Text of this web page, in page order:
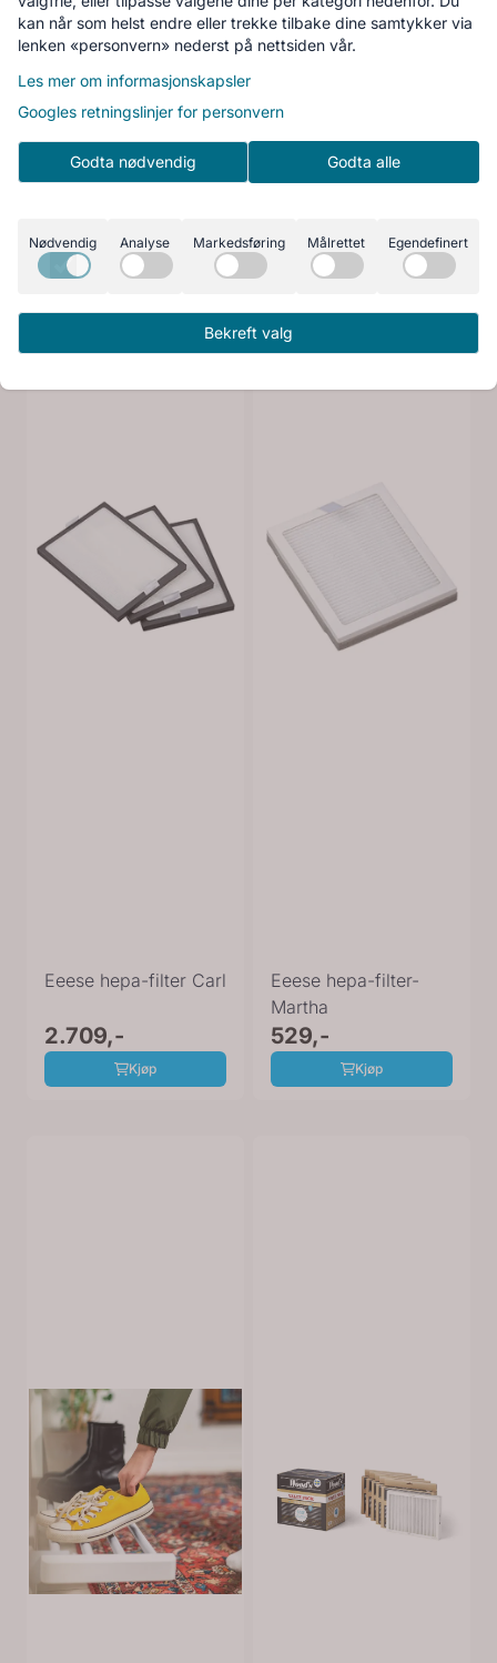
F-Tech hygrostat
hurtigplugg
2.855,-
Eeese hepa-filter
Eeese hepa-filter Carl
2.709,-
Kjøp
Eeese hepa-filter-
Martha
529,-
Kjøp
kan når som helst endre eller trekke tilbake dine samtykker via
lenken «personvern» nederst på nettsiden vår.
Les mer om informasjonskapsler
Googles retningslinjer for personvern
Godta nødvendig Godta alle
Nødvendig Analyse Markedsføring Målrettet Egendefinert
Bekreft valg